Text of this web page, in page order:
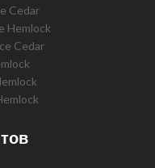
Cedar
Hemlock
Cedar